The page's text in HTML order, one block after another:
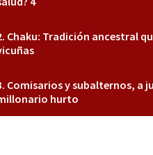
Chaku: Tradición ancestral
Comisarios y subalternos, a
hurto